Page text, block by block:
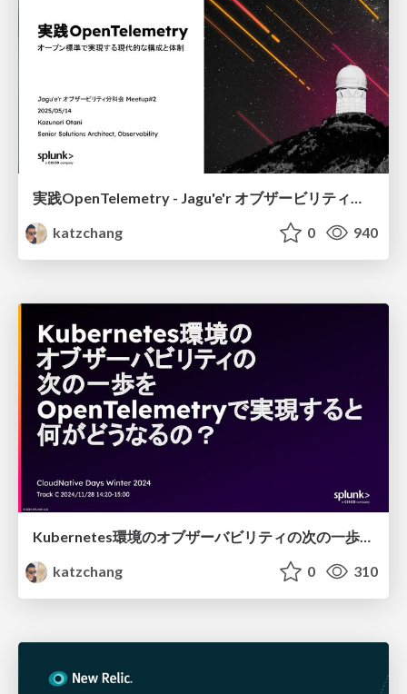
実践OpenTelemetry - Jagu'e'r オブザービリティ分科会 Meetup#2
katzchang
0 940
katzchang
0 310